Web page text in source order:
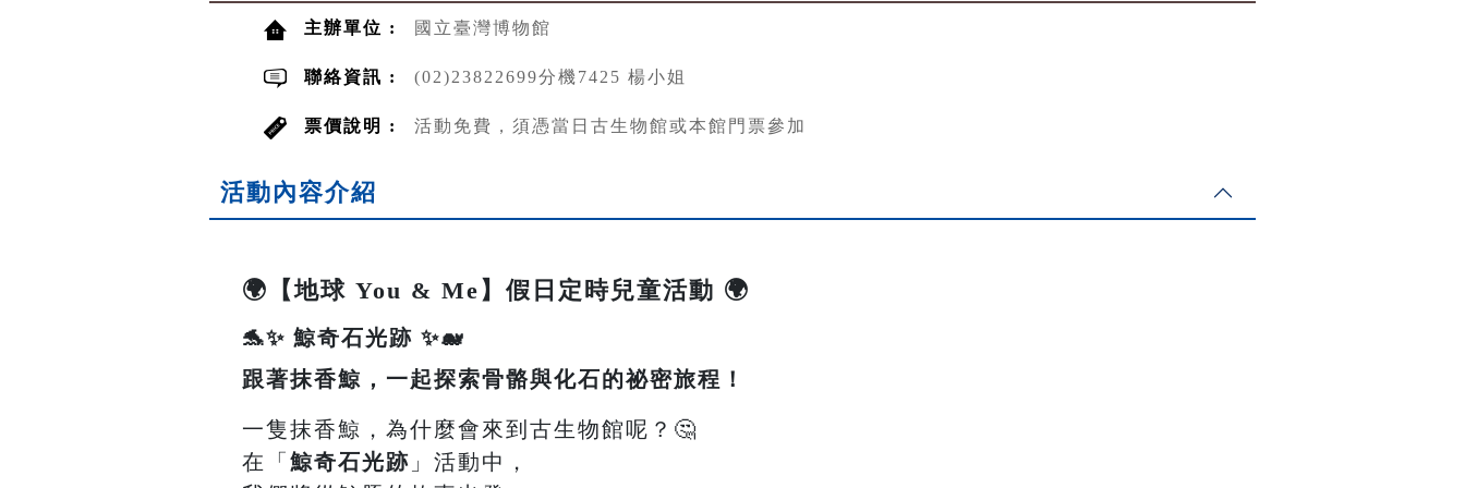
主辦單位 : 國立臺灣博物館
聯絡資訊 : (02)23822699分機7425 楊小姐
票價說明 : 活動免費，須憑當日古生物館或本館門票參加
活動內容介紹
🌍【地球 You & Me】假日定時兒童活動 🌍
🐬✨ 鯨奇石光跡 ✨🐋
跟著抹香鯨，一起探索骨骼與化石的祕密旅程！
一隻抹香鯨，為什麼會來到古生物館呢？🤔
在「 鯨奇石光跡 」活動中，